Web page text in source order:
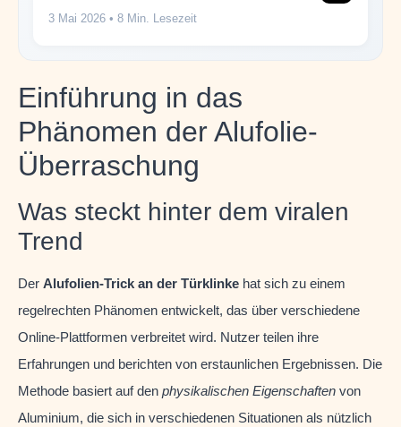
3 Mai 2026 • 8 Min. Lesezeit
Einführung in das
Phänomen der Alufolie-
Überraschung
Was steckt hinter dem viralen
Trend
Der Alufolien-Trick an der Türklinke hat sich zu einem
regelrechten Phänomen entwickelt, das über verschiedene
Online-Plattformen verbreitet wird. Nutzer teilen ihre
Erfahrungen und berichten von erstaunlichen Ergebnissen. Die
Methode basiert auf den physikalischen Eigenschaften von
Aluminium, die sich in verschiedenen Situationen als nützlich